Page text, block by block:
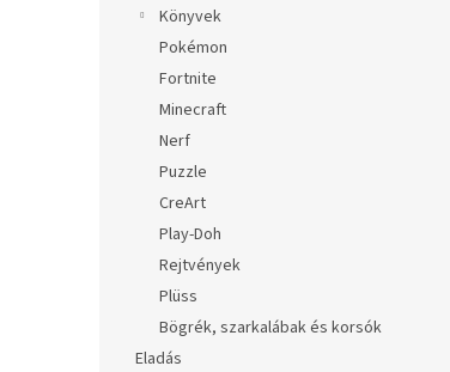
Könyvek
Pokémon
Fortnite
Minecraft
Nerf
Puzzle
CreArt
Play-Doh
Rejtvények
Plüss
Bögrék, szarkalábak és korsók
Eladás